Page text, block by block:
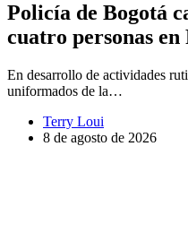
Policía de Bogotá
cuatro personas
En desarrollo de actividades
uniformados de la…
Terry Loui
8 de agosto de 2026